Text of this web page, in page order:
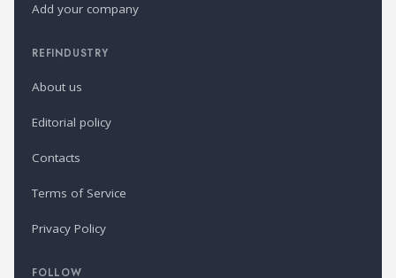
Add your company
REFINDUSTRY
About us
Editorial policy
Contacts
Terms of Service
Privacy Policy
FOLLOW